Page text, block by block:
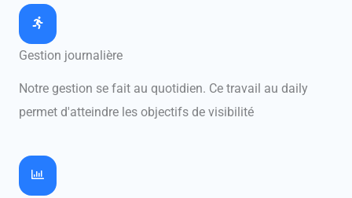
Gestion journalière
Notre gestion se fait au quotidien. Ce travail au daily
permet d'atteindre les objectifs de visibilité